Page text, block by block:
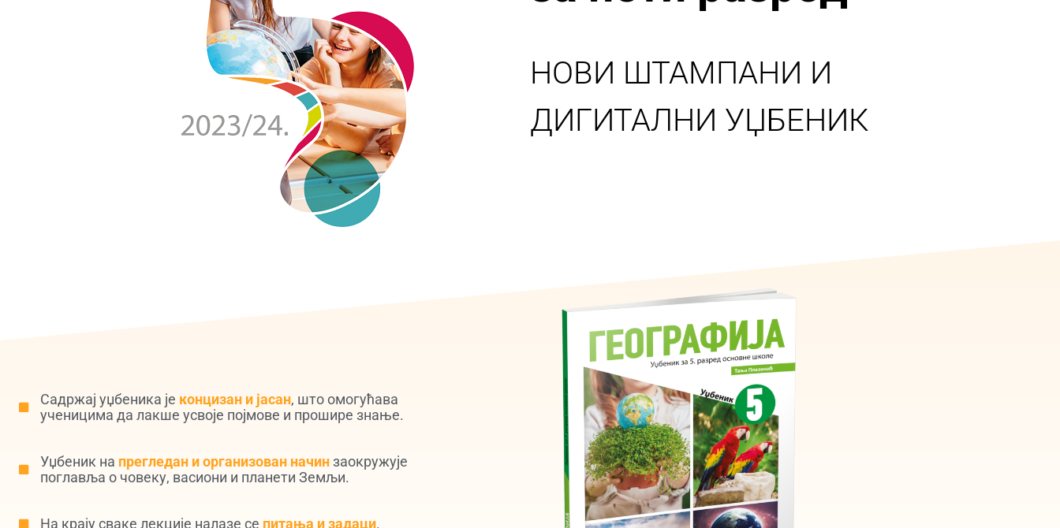
НОВИ ШТАМПАНИ И
ДИГИТАЛНИ УЏБЕНИК
Садржај уџбеника је концизан и јасан, што омогућава
ученицима да лакше усвоје појмове и прошире знање.
Уџбеник на прегледан и организован начинзаокружује
поглавља о човеку, васиони и планети Земљи.
На крају сваке лекције налазе се питања и задаци.